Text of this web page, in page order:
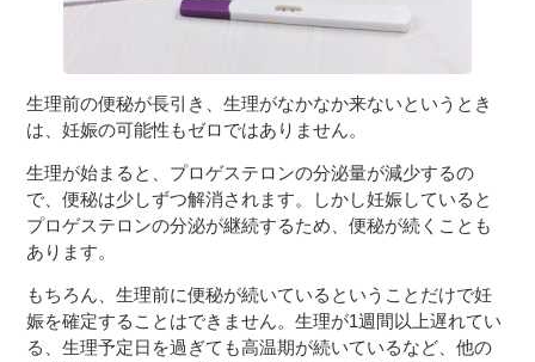
生理前の便秘が長引き、生理がなかなか来ないというとき
は、妊娠の可能性もゼロではありません。
生理が始まると、プロゲステロンの分泌量が減少するの
で、便秘は少しずつ解消されます。しかし妊娠していると
プロゲステロンの分泌が継続するため、便秘が続くことも
あります。
もちろん、生理前に便秘が続いているということだけで妊
娠を確定することはできません。生理が1週間以上遅れてい
る、生理予定日を過ぎても高温期が続いているなど、他の